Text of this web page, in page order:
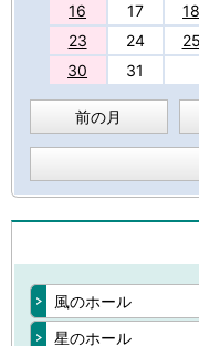
16
17 18
23
24 25
30
31
前の月
風のホール
星のホール